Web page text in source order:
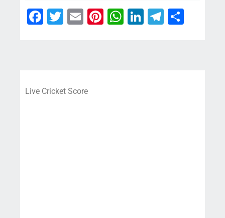
Facebook
Twitter
EmailPinterest
WhatsApp
LinkedIn
Live Cricket Score